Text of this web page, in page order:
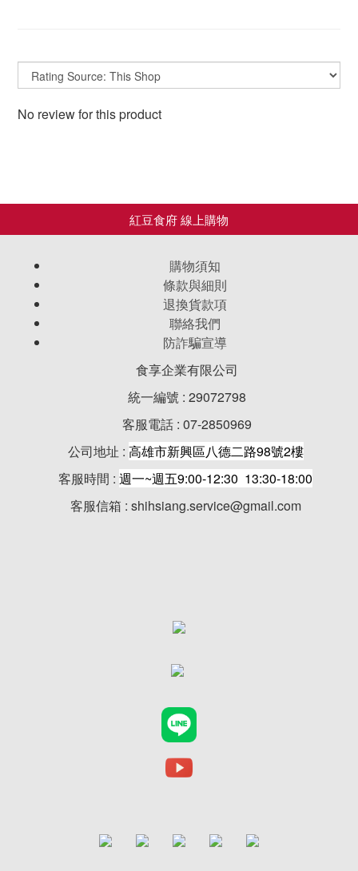
No review for this product
購物須知
條款與細則
退換貨款項
聯絡我們
防詐騙宣導
食享企業有限公司
統一編號 : 29072798
客服電話 : 07-2850969
公司地址 : 高雄市新興區八德二路98號2樓
客服時間 : 週一~週五9:00-12:30 13:30-18:00
客服信箱 : shihsiang.service@gmail.com